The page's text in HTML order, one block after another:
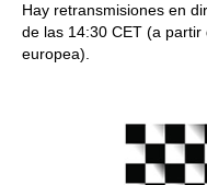
Hay retransmisiones en
de las 14:30 CET (a
europea).